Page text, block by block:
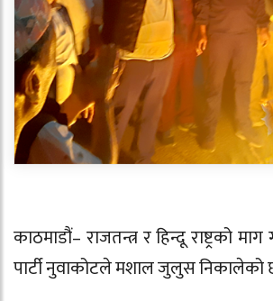
काठमाडौं– राजतन्त्र र हिन्दू राष्ट्रको माग
पार्टी नुवाकोटले मशाल जुलुस निकालेको